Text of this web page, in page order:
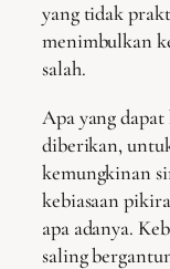
yang tidak
menimbulkan
salah.
Apa yang
diberikan,
kemungkinan
kebiasaan
apa adanya.
saling